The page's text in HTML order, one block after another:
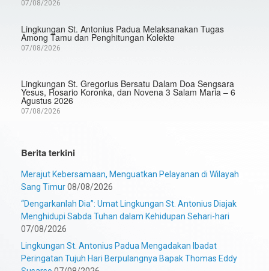
07/08/2026
Lingkungan St. Antonius Padua Melaksanakan Tugas
Among Tamu dan Penghitungan Kolekte
07/08/2026
Lingkungan St. Gregorius Bersatu Dalam Doa Sengsara
Yesus, Rosario Koronka, dan Novena 3 Salam Maria – 6
Agustus 2026
07/08/2026
Berita terkini
Merajut Kebersamaan, Menguatkan Pelayanan di Wilayah
Sang Timur08/08/2026
“Dengarkanlah Dia”: Umat Lingkungan St. Antonius Diajak
Menghidupi Sabda Tuhan dalam Kehidupan Sehari-hari
07/08/2026
Lingkungan St. Antonius Padua Mengadakan Ibadat
Peringatan Tujuh Hari Berpulangnya Bapak Thomas Eddy